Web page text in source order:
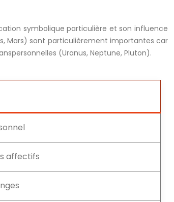
symbolique particulière et son influence
Mars) sont particulièrement importantes car
(Uranus, Neptune, Pluton).
affectifs